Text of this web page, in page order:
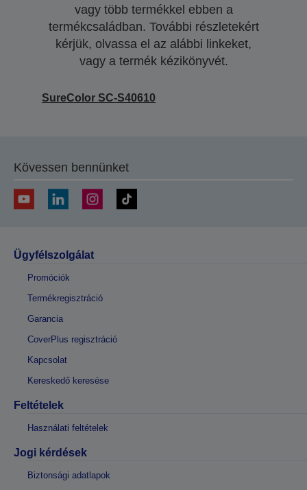
vagy több termékkel ebben a
termékcsaládban. További részletekért
kérjük, olvassa el az alábbi linkeket,
vagy a termék kézikönyvét.
SureColor SC-S40610
Kövessen bennünket
Ügyfélszolgálat
Promóciók
Termékregisztráció
Garancia
CoverPlus regisztráció
Kapcsolat
Kereskedő keresése
Feltételek
Használati feltételek
Jogi kérdések
Biztonsági adatlapok